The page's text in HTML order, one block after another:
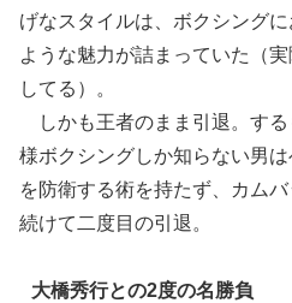
げなスタイルは、ボクシング
ような魅力が詰まっていた（
してる）。
しかも王者のまま引退。する
様ボクシングしか知らない男
を防衛する術を持たず、カム
続けて二度目の引退。
大橋秀行との2度の名勝負